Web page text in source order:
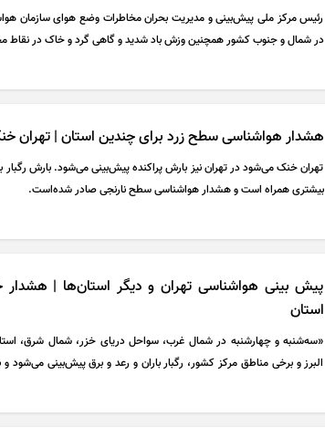
رئیس مرکز ملی پیش‌بینی و مدیریت بحران مخاطرات وضع هوای سازمان
در شمال و جنوب کشور همچنین وزش باد شدید و گاهی گرد و خاک در نقاط
هشدار هواشناسی سطح زرد برای چندین استان | تهران
تهران خنک می‌شود در تهران نیز بارش پراکنده پیش‌بینی می‌شود. بارش
بیشتری همراه است و هشدار هواشناسی سطح نارنجی صادر شده‌است.
استان
«سه‌شنبه و چهارشنبه در شمال غرب، سواحل دریای خزر، شمال شرق،
البرز و برخی مناطق مرکز کشور، رگبار باران و رعد و برق پیش‌بینی می‌شود